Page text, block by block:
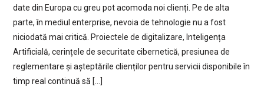
date din Europa cu greu pot acomoda noi clienți. Pe de alta
parte, în mediul enterprise, nevoia de tehnologie nu a fost
niciodată mai critică. Proiectele de digitalizare, Inteligența
Artificială, cerințele de securitate cibernetică, presiunea de
reglementare și așteptările clienților pentru servicii disponibile în
timp real continuă să […]